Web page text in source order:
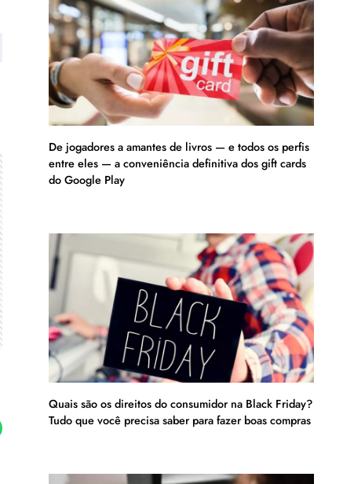
De jogadores a amantes de livros — e todos os perfis
entre eles — a conveniência definitiva dos gift cards
do Google Play
Quais são os direitos do consumidor na Black Friday?
Tudo que você precisa saber para fazer boas compras